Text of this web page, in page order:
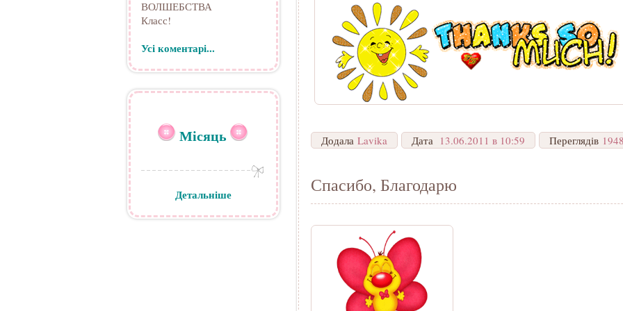
Додала Lavika Дата 13.06.2011 в 10:59 Переглядів
Спасибо, Благодарю
ВОЛШЕБСТВА
Класс!
Усі коментарі...
Місяць
Детальніше